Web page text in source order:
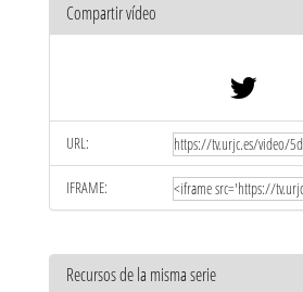
Compartir vídeo
URL:
IFRAME:
Recursos de la misma serie